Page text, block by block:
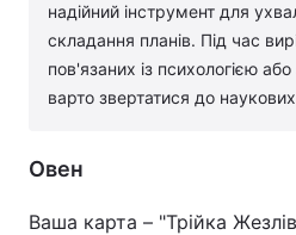
надійний інструмент для
складання планів. Під час
пов'язаних із психологією
варто звертатися до наукових
Овен
Ваша карта – "Трійка